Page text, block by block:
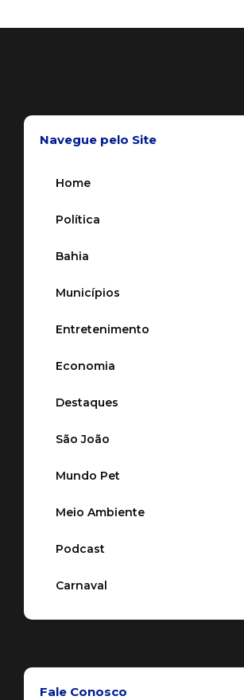
Navegue pelo Site
Home
Política
Bahia
Municípios
Entretenimento
Economia
Destaques
São João
Mundo Pet
Meio Ambiente
Podcast
Carnaval
Fale Conosco